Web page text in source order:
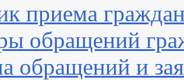
приема
обращений
обращений и